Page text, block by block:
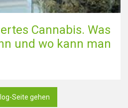
Cannabis. Was
und wo kann man
Seite gehen